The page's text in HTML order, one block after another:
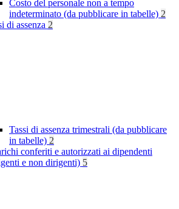
Costo del personale non a tempo
indeterminato (da pubblicare in tabelle) 2
di assenza 2
Tassi di assenza trimestrali (da pubblicare
in tabelle) 2
conferiti e autorizzati ai dipendenti
e non dirigenti) 5